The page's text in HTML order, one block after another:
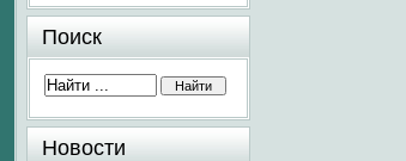
Поиск
Новости